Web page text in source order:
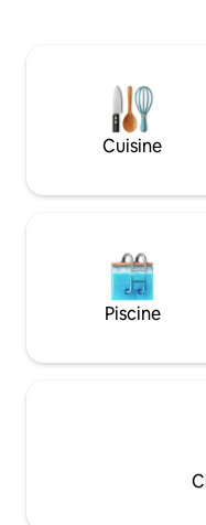
entièrement équipée,
couchage confortable,
Wi-Fi haut débit, d'une
connectée avec
sélectionnés pour
dans le centre de
distance de marche de
promenade thermale,
restaurants et des
reposant pour se
contact facile, ce qui
flexibilité totale pour
quelle heure. Notre
disponible en ligne et
Cuisine
Piscine